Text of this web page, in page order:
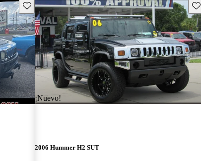
Guarda este Aviso
¡Nuevo!
2006 Hummer H2 SUT